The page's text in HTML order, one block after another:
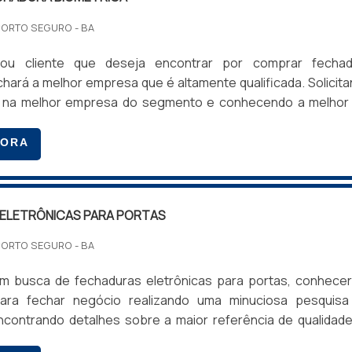
DE CORRER DE VIDRO
considerar materiais, acabamentos e o ambiente
especialistas estão à disposição para ajudar você a
caminhos.
desejada. Para um visual mais integrado, opte
a necessidade de privacidade.
SEGURO - BA
cliente que deseja encontrar por comprar
a melhor empresa que é altamente qualificada.
melhor empresa do segmento e conhecendo a melhor
alguém quer achar comprar fechadura biométrica em
com seus serviços, encontra o site da Tec
com cofre digital...
PARA PORTAS
SEGURO - BA
busca de fechaduras eletrônicas para portas,
fechar negócio realizando uma minuciosa
detalhes sobre a maior referência de